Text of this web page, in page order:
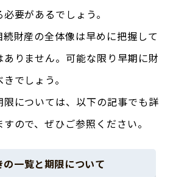
要があるでしょう。
財産の全体像は早めに把握して
りません。可能な限り早期に財
でしょう。
については、以下の記事でも詳
ので、ぜひご参照ください。
の一覧と期限について